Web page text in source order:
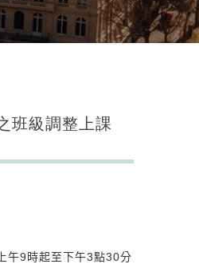
班級調整上課
午9時起至下午3點30分